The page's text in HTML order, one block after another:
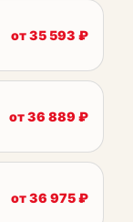
от35 593 ₽
от36 889 ₽
от36 975₽